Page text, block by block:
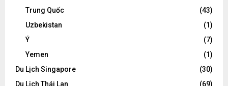
Trung Quốc
(43)
Uzbekistan
(1)
Ý
(7)
Yemen
(1)
Du Lịch Singapore
(30)
Du Lịch Thái Lan
(69)